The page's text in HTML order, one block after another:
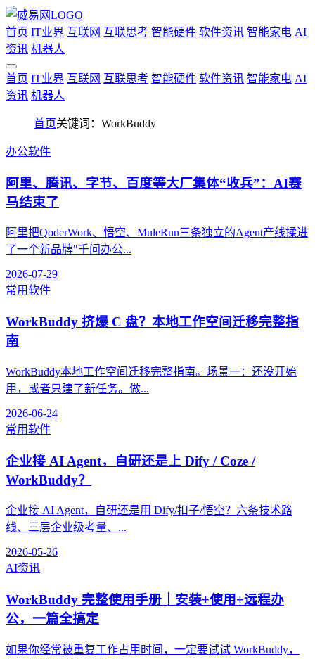
首页 IT业界 互联网 互联思考 智能硬件 软件资讯 智能家电 AI
资讯 机器人
首页 IT业界 互联网 互联思考 智能硬件 软件资讯 智能家电 AI
资讯 机器人
首页关键词：WorkBuddy
办公软件
阿里、腾讯、字节、百度等大厂集体“收兵”：AI赛
马结束了
阿里把QoderWork、悟空、MuleRun三条独立的Agent产线揉进
了一个新品牌"千问办公...
2026-07-29
常用软件
WorkBuddy 挤爆 C 盘？本地工作空间迁移完整指
南
WorkBuddy本地工作空间迁移完整指南。场景一：还没开始
用，或者只建了新任务。做...
2026-06-24
常用软件
企业接 AI Agent，自研还是上 Dify / Coze /
WorkBuddy？
企业接 AI Agent，自研还是用 Dify/扣子/悟空？六条技术路
线、三层企业级考量、...
2026-05-26
AI资讯
WorkBuddy 完整使用手册｜安装+使用+远程办
公，一篇全搞定
如果你经常被重复工作占用时间，一定要试试 WorkBuddy，